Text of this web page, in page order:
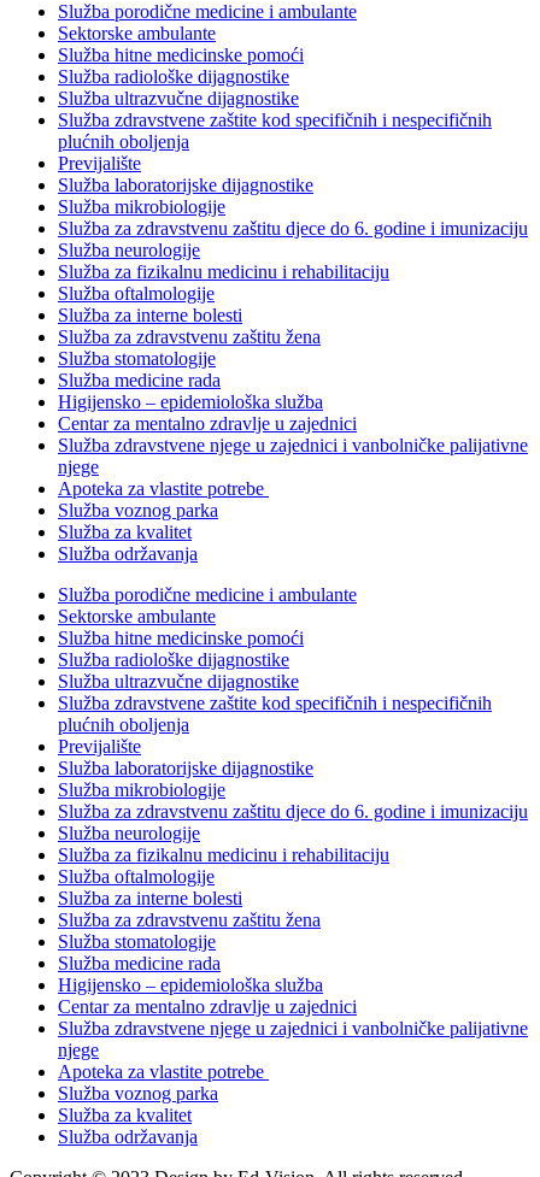
Služba porodične medicine i ambulante
Sektorske ambulante
Služba hitne medicinske pomoći
Služba radiološke dijagnostike
Služba ultrazvučne dijagnostike
Služba zdravstvene zaštite kod specifičnih i nespecifičnih
plućnih oboljenja
Previjalište
Služba laboratorijske dijagnostike
Služba mikrobiologije
Služba za zdravstvenu zaštitu djece do 6. godine i imunizaciju
Služba neurologije
Služba za fizikalnu medicinu i rehabilitaciju
Služba oftalmologije
Služba za interne bolesti
Služba za zdravstvenu zaštitu žena
Služba stomatologije
Služba medicine rada
Higijensko – epidemiološka služba
Centar za mentalno zdravlje u zajednici
Služba zdravstvene njege u zajednici i vanbolničke palijativne
njege
Apoteka za vlastite potrebe
Služba voznog parka
Služba za kvalitet
Služba održavanja
Služba porodične medicine i ambulante
Sektorske ambulante
Služba hitne medicinske pomoći
Služba radiološke dijagnostike
Služba ultrazvučne dijagnostike
Služba zdravstvene zaštite kod specifičnih i nespecifičnih
plućnih oboljenja
Previjalište
Služba laboratorijske dijagnostike
Služba mikrobiologije
Služba za zdravstvenu zaštitu djece do 6. godine i imunizaciju
Služba neurologije
Služba za fizikalnu medicinu i rehabilitaciju
Služba oftalmologije
Služba za interne bolesti
Služba za zdravstvenu zaštitu žena
Služba stomatologije
Služba medicine rada
Higijensko – epidemiološka služba
Centar za mentalno zdravlje u zajednici
Služba zdravstvene njege u zajednici i vanbolničke palijativne
njege
Apoteka za vlastite potrebe
Služba voznog parka
Služba za kvalitet
Služba održavanja